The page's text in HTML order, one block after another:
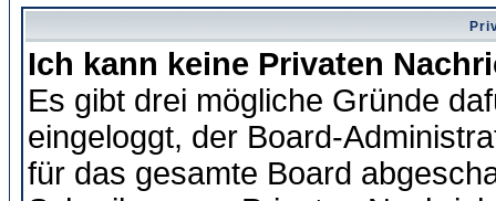
Ich kann keine Privaten
Es gibt drei mögliche Gründe
eingeloggt, der Board-
für das gesamte Board